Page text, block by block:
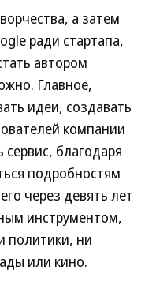
а затем
ради стартапа,
автором
Главное,
идеи, создавать
компании
благодаря
подробностям
через девять лет
инструментом,
политики, ни
или кино.